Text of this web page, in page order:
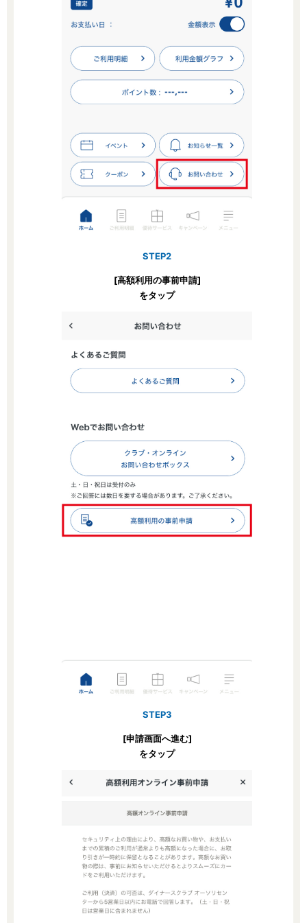
STEP2
[高額利用の事前申請]
をタップ
STEP3
[申請画面へ進む]
をタップ